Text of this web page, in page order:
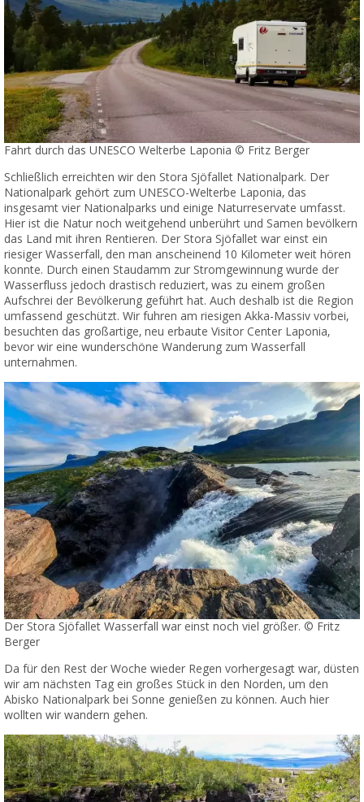
Fahrt durch das UNESCO Welterbe Laponia © Fritz Berger
Schließlich erreichten wir den Stora Sjöfallet Nationalpark. Der
Nationalpark gehört zum UNESCO-Welterbe Laponia, das
insgesamt vier Nationalparks und einige Naturreservate umfasst.
Hier ist die Natur noch weitgehend unberührt und Samen bevölkern
das Land mit ihren Rentieren. Der Stora Sjöfallet war einst ein
riesiger Wasserfall, den man anscheinend 10 Kilometer weit hören
konnte. Durch einen Staudamm zur Stromgewinnung wurde der
Wasserfluss jedoch drastisch reduziert, was zu einem großen
Aufschrei der Bevölkerung geführt hat. Auch deshalb ist die Region
umfassend geschützt. Wir fuhren am riesigen Akka-Massiv vorbei,
besuchten das großartige, neu erbaute Visitor Center Laponia,
bevor wir eine wunderschöne Wanderung zum Wasserfall
unternahmen.
Der Stora Sjöfallet Wasserfall war einst noch viel größer. © Fritz
Berger
Da für den Rest der Woche wieder Regen vorhergesagt war, düsten
wir am nächsten Tag ein großes Stück in den Norden, um den
Abisko Nationalpark bei Sonne genießen zu können. Auch hier
wollten wir wandern gehen.